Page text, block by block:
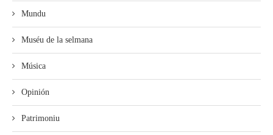
Mundu
Muséu de la selmana
Música
Opinión
Patrimoniu